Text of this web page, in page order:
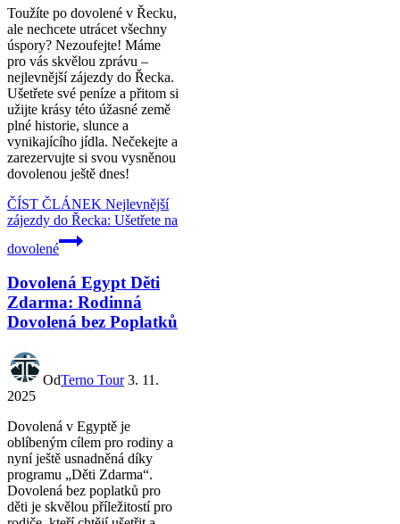
Toužíte po dovolené v Řecku,
ale nechcete utrácet všechny
úspory? Nezoufejte! Máme
pro vás skvělou zprávu –
nejlevnější zájezdy do Řecka.
Ušetřete své peníze a přitom si
užijte krásy této úžasné země
plné historie, slunce a
vynikajícího jídla. Nečekejte a
zarezervujte si svou vysněnou
dovolenou ještě dnes!
ČÍST ČLÁNEK Nejlevnější
zájezdy do Řecka: Ušetřete na
dovolené
Dovolená Egypt Děti
Zdarma: Rodinná
Dovolená bez Poplatků
OdTerno Tour 3. 11.
2025
Dovolená v Egyptě je
oblíbeným cílem pro rodiny a
nyní ještě usnadněná díky
programu „Děti Zdarma“.
Dovolená bez poplatků pro
děti je skvělou příležitostí pro